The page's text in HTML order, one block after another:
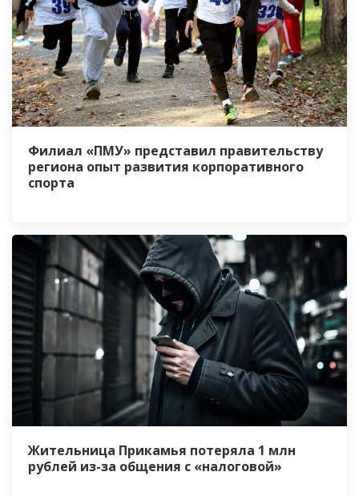
Филиал «ПМУ» представил правительству
региона опыт развития корпоративного
спорта
Жительница Прикамья потеряла 1 млн
рублей из-за общения с «налоговой»